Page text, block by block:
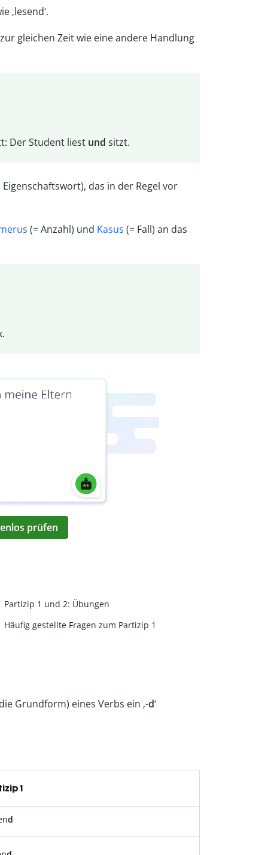
‚lesend‘.
gleichen Zeit wie eine andere Handlung
Der Student liest und sitzt.
das in der Regel vor
(= Anzahl) und Kasus (= Fall) an das
prüfen
Partizip 1 und 2: Übungen
Häufig gestellte Fragen zum Partizip 1
Grundform) eines Verbs ein ‚-d‘
1
d